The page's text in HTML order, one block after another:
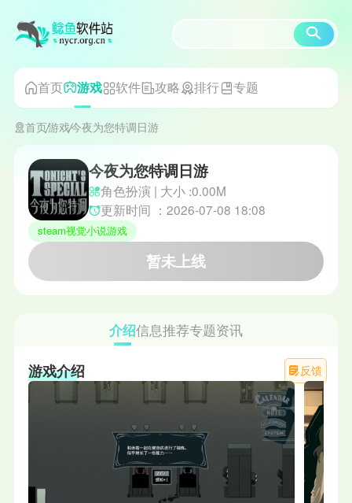
首页 游戏 软件 攻略 排行 专题
首页游戏今夜为您特调日游
今夜为您特调日游
角色扮演 | 大小 :0.00M
更新时间 ：2026-07-08 18:08
steam视觉小说游戏
暂未上线
介绍信息推荐专题资讯
反馈
游戏介绍